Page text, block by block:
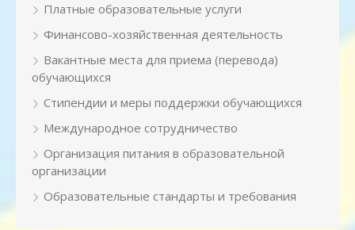
Платные образовательные услуги
Финансово-хозяйственная деятельность
Вакантные места для приема (перевода)
обучающихся
Стипендии и меры поддержки обучающихся
Международное сотрудничество
Организация питания в образовательной
организации
Образовательные стандарты и требования